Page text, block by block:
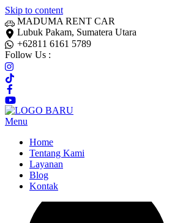
Skip to content
MADUMA RENT CAR
Lubuk Pakam, Sumatera Utara
+62811 6161 5789
Follow Us :
Menu
Home
Tentang Kami
Layanan
Blog
Kontak